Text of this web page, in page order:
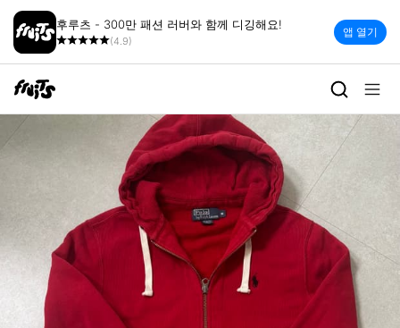
후루츠 - 300만 패션 러버와 함께 디깅해요!
(4.9)
앱 열기